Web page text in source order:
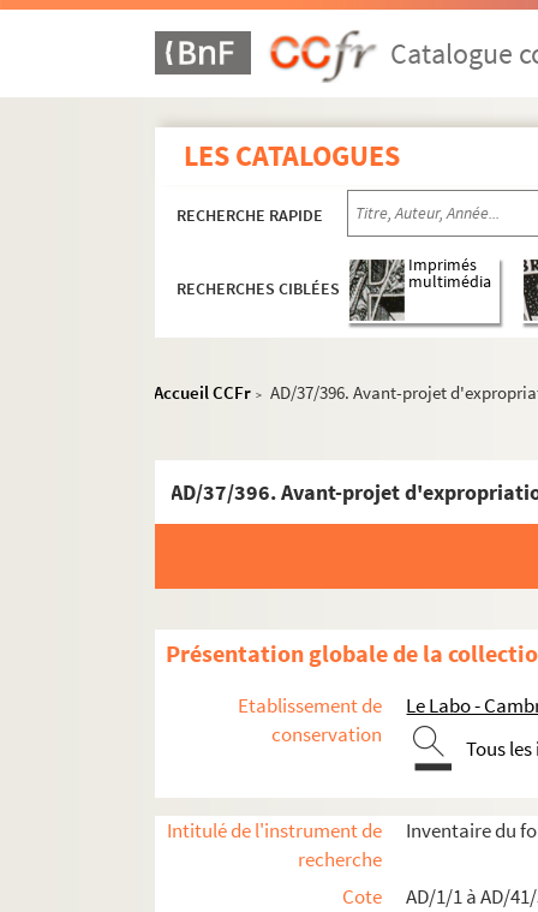
Catalogue
LES CATALOGUES
RECHERCHE RAPIDE
RECHERCHES CIBLÉES
Imprimés
multimédia
Accueil CCFr > AD/37/396. Avant-projet
Présentation globale de la
Etablissement de
conservation
Le Labo -
Tous
Intitulé de l'instrument de
recherche
Inventaire du
Cote
AD/1/1 à AD/
Édifices religieux
Aménagements urbains
Mouvement parcellaire
Boîte 28
Boîte 30
Boîte 32
Boîte 33